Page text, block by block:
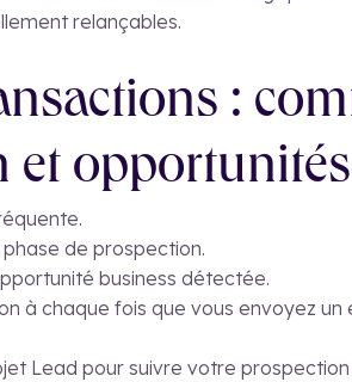
relançables.
:
et opportunités
de prospection.
business détectée.
à chaque fois que vous envoyez
Lead pour suivre votre